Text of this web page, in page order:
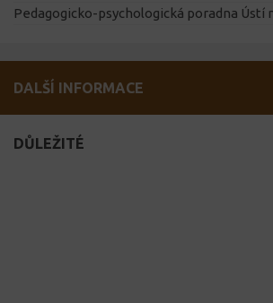
Pedagogicko-psychologická poradna Ústí
DALŠÍ INFORMACE
DŮLEŽITÉ